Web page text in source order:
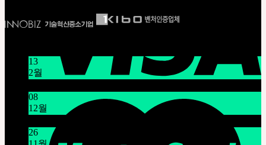
13
2월
08
12월
26